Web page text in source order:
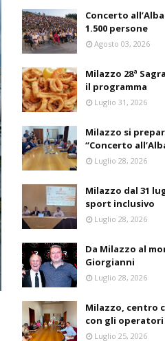
Concerto
1.500 persone
Agosto 03, 2026
Milazzo 28ª
il programma
Luglio 31, 2026
Milazzo si
“Concerto
Luglio 28, 2026
Milazzo dal 31
sport inclusivo
Luglio 28, 2026
Da Milazzo al
Giorgianni
Luglio 28, 2026
Milazzo, centro
con gli operatori
Luglio 25, 2026